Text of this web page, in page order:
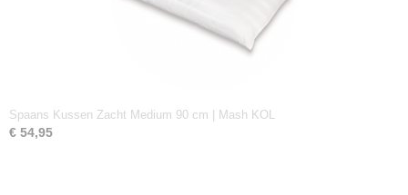
Spaans Kussen Zacht Medium 90 cm | Mash KOL
€ 54,95